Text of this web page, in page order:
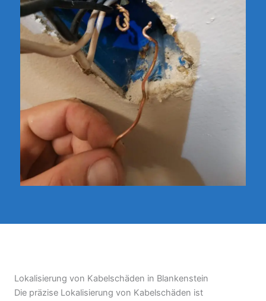
Lokalisierung von Kabelschäden in Blankenstein
Die präzise Lokalisierung von Kabelschäden ist